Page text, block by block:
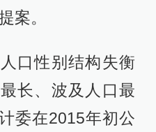
案。
口性别结构失衡
长、波及人口最
委在2015年初公